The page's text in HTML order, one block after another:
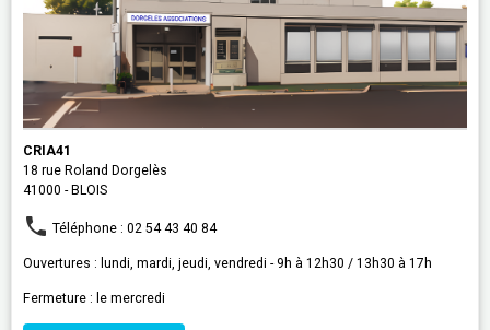
CRIA41
18 rue Roland Dorgelès
41000 - BLOIS
Téléphone : 02 54 43 40 84
Ouvertures : lundi, mardi, jeudi, vendredi - 9h à 12h30 / 13h30 à 17h
Fermeture : le mercredi